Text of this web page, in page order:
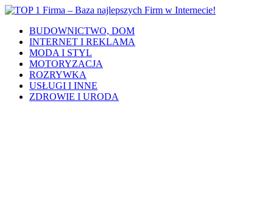
BUDOWNICTWO, DOM
INTERNET I REKLAMA
MODA I STYL
MOTORYZACJA
ROZRYWKA
USŁUGI I INNE
ZDROWIE I URODA